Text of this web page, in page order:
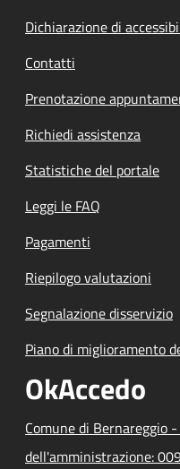
Dichiarazione di
Contatti
Prenotazione
Richiedi assistenza
Statistiche del portale
Leggi le FAQ
Pagamenti
Riepilogo valutazioni
Segnalazione disservizio
Piano di miglioramento
OkAccedo
Comune di Bernareggio
dell'amministrazione: